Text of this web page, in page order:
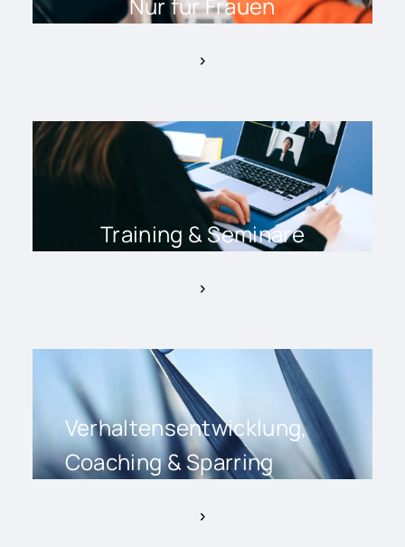
Training & Seminare
Verhaltensentwicklung,
Coaching & Sparring